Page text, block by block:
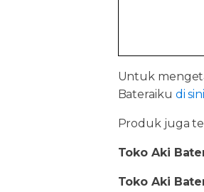
Untuk
Bateraiku di sini
Produk juga
Toko Aki
Toko Aki